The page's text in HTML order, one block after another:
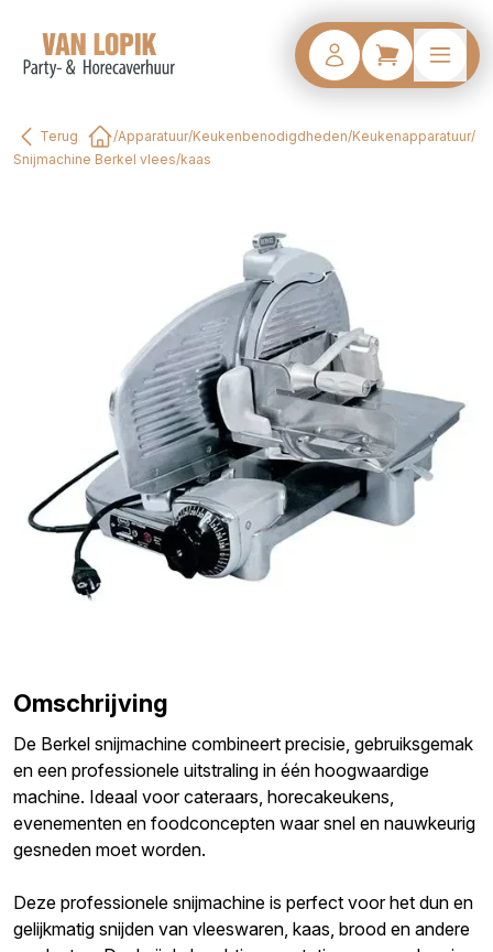
Terug
Home
/Apparatuur/Keukenbenodigdheden/Keukenapparatuur/
Snijmachine Berkel vlees/kaas
Omschrijving
De Berkel snijmachine combineert precisie, gebruiksgemak
en een professionele uitstraling in één hoogwaardige
machine. Ideaal voor cateraars, horecakeukens,
evenementen en foodconcepten waar snel en nauwkeurig
gesneden moet worden.
Deze professionele snijmachine is perfect voor het dun en
gelijkmatig snijden van vleeswaren, kaas, brood en andere